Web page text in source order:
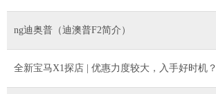
ng迪奥普（迪澳普F2简介）
全新宝马X1探店 | 优惠力度较大，入手好时机？